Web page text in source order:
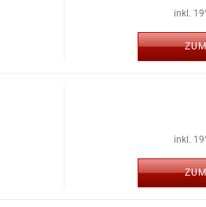
inkl.
inkl.